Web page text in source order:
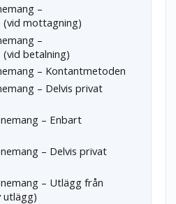
–
(vid mottagning)
–
betalning)
– Kontantmetoden
– Delvis privat
– Enbart
– Delvis privat
– Utlägg från
utlägg)